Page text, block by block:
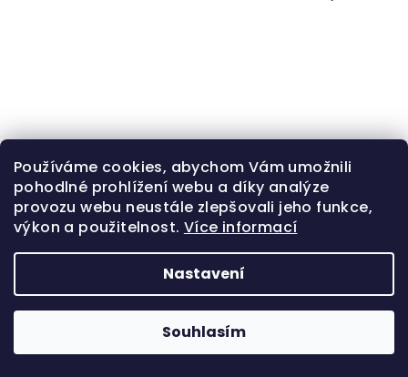
Používáme cookies, abychom Vám umožnili
pohodlné prohlížení webu a díky analýze
provozu webu neustále zlepšovali jeho funkce,
výkon a použitelnost. Více informací
Nastavení
Souhlasím